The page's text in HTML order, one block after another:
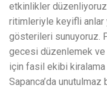
etkinlikler
ritimleriyle keyifli
gösterileri sunuyoruz.
gecesi düzenlemek
için fasil ekibi kiralama
Sapanca’da